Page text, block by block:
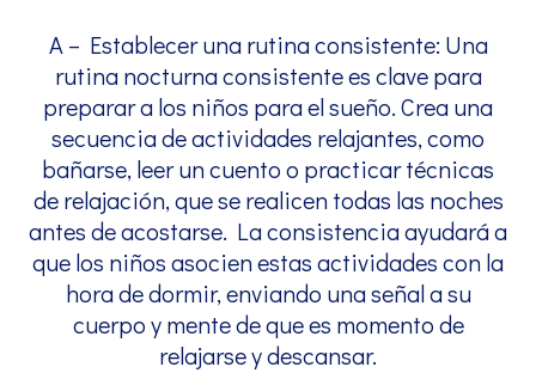
A – Establecer una rutina consistente: Una
rutina nocturna consistente es clave para
preparar a los niños para el sueño. Crea una
secuencia de actividades relajantes, como
bañarse, leer un cuento o practicar técnicas
de relajación, que se realicen todas las noches
antes de acostarse. La consistencia ayudará a
que los niños asocien estas actividades con la
hora de dormir, enviando una señal a su
cuerpo y mente de que es momento de
relajarse y descansar.